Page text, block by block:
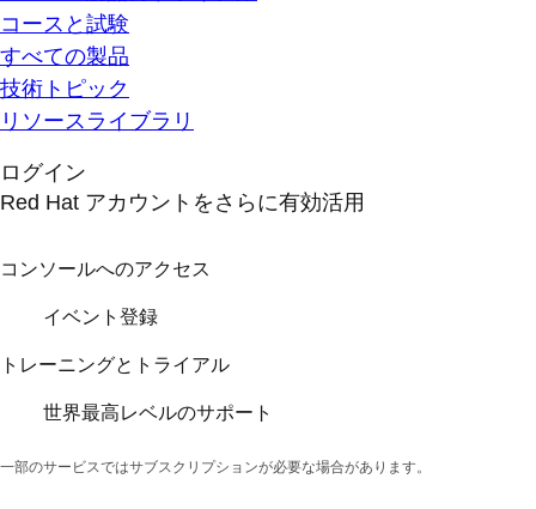
コースと試験
すべての製品
技術トピック
リソースライブラリ
ログイン
Red Hat アカウントをさらに有効活用
コンソールへのアクセス
イベント登録
トレーニングとトライアル
世界最高レベルのサポート
一部のサービスではサブスクリプションが必要な場合があります。